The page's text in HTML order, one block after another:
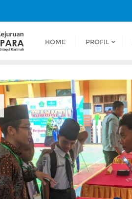
HOME PROFIL